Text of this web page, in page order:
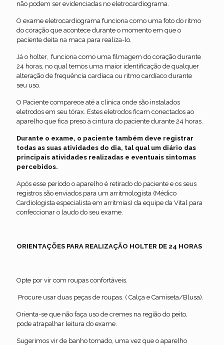
não podem ser evidenciadas no eletrocardiograma.
O exame eletrocardiograma funciona como uma foto do ritmo
do coração que acontece durante o momento em que o
paciente deita na maca para realiza-lo.
Já o holter, funciona como uma filmagem do coração durante
24 horas, no qual temos uma maior identificação de qualquer
alteração de frequência cardíaca ou ritmo cardíaco durante
seu uso.
O Paciente comparece até a clínica onde são instalados
eletrodos em seu tórax. Estes eletrodos ficam conectados ao
aparelho que fica preso à cintura do paciente durante 24 horas.
Durante o exame, o paciente também deve registrar
todas as suas atividades do dia, tal qual um diário das
principais atividades realizadas e eventuais sintomas
percebidos.
Após esse período o aparelho é retirado do paciente e os seus
registros são enviados para um arritmologista (Médico
Cardiologista especialista em arritmias) da equipe da Vital para
confeccionar o laudo do seu exame.
ORIENTAÇÕES PARA REALIZAÇÃO HOLTER DE 24 HORAS
Opte por vir com roupas confortáveis.
Procure usar duas peças de roupas. ( Calça e Camiseta/Blusa).
Orienta-se que não faça uso de cremes na região do peito,
pode atrapalhar leitura do exame.
Sugerimos vir de banho tomado, uma vez que o aparelho